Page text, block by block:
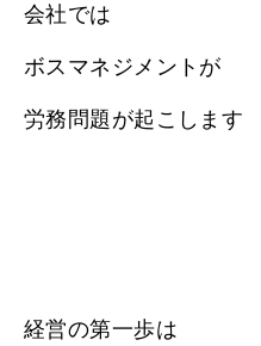
会社では
ボスマネジメントが
労務問題が起こします
経営の第一歩は